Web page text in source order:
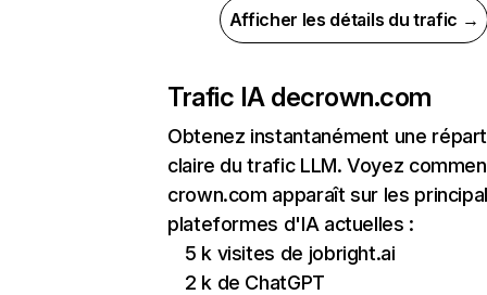
Afficher les détails du trafic →
Trafic IA decrown.com
Obtenez instantanément une
claire du trafic LLM. Voyez
crown.com apparaît sur les
plateformes d'IA actuelles :
5 k visites de jobright.ai
2 k de ChatGPT